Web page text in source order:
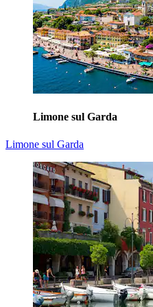
Limone sul Garda
Limone sul Garda